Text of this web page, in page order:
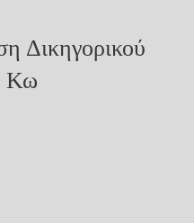
Δικηγορικού
Κω